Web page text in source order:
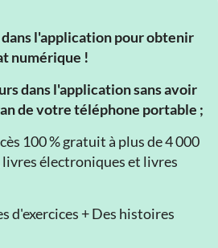
dans l'application pour obtenir
numérique !
dans l'application sans avoir
de votre téléphone portable ;
100 % gratuit à plus de 4 000
livres électroniques et livres
d'exercices + Des histoires